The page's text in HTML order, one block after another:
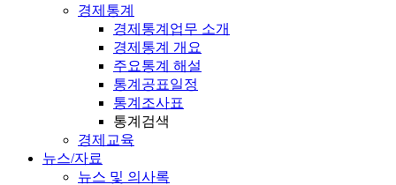
경제통계
경제통계업무 소개
경제통계 개요
주요통계 해설
통계공표일정
통계조사표
통계검색
경제교육
뉴스/자료
뉴스 및 의사록